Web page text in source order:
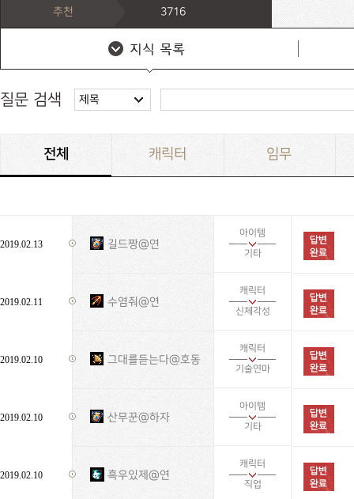
추천 3716
질문 검색 제목
전체 캐릭터 임무
2019.02.13 길드짱@연
아이템
기타
2019.02.11 수염줘@연
캐릭터
신체각성
2019.02.10 그대를듣는다@호동
캐릭터
기술연마
2019.02.10 산무꾼@하자
아이템
기타
2019.02.10 흑우있제@연
캐릭터
직업